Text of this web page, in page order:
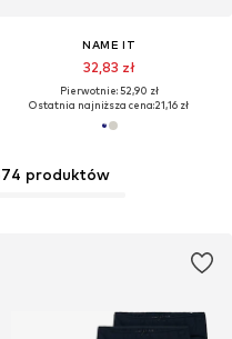
produktów
NAME IT
32,83 zł
Pierwotnie: 52,90 zł
Ostatnia najniższa cena:21,16 zł